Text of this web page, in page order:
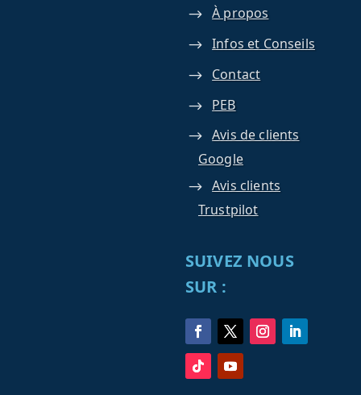
À propos
Infos et Conseils
Contact
PEB
Avis de clients
Google
Avis clients
Trustpilot
SUIVEZ NOUS
SUR :